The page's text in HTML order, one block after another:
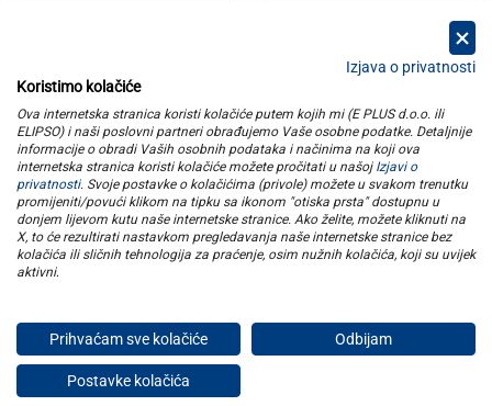
kategorije
elipso
informacije
pratite nas
E plus d.o.o. © Copyright 2026
Izjava o privatnosti
Koristimo kolačiće
Ova internetska stranica koristi kolačiće putem kojih mi (E PLUS d.o.o. ili
ELIPSO) i naši poslovni partneri obrađujemo Vaše osobne podatke. Detaljnije
informacije o obradi Vaših osobnih podataka i načinima na koji ova
internetska stranica koristi kolačiće možete pročitati u našoj Izjavi o
privatnosti. Svoje postavke o kolačićima (privole) možete u svakom trenutku
promijeniti/povući klikom na tipku sa ikonom "otiska prsta" dostupnu u
donjem lijevom kutu naše internetske stranice. Ako želite, možete kliknuti na
X, to će rezultirati nastavkom pregledavanja naše internetske stranice bez
kolačića ili sličnih tehnologija za praćenje, osim nužnih kolačića, koji su uvijek
aktivni.
Prihvaćam sve kolačiće Odbijam
Postavke kolačića